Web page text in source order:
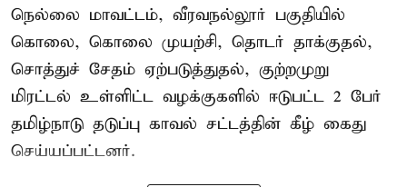
நெல்லை மாவட்டம், வீரவநல்லூர் பகுதியில்
கொலை, கொலை முயற்சி, தொடர் தாக்குதல்,
சொத்துச் சேதம் ஏற்படுத்துதல், குற்றமுறு
மிரட்டல் உள்ளிட்ட வழக்குகளில் ஈடுபட்ட 2 பேர்
தமிழ்நாடு தடுப்பு காவல் சட்டத்தின் கீழ் கைது
செய்யப்பட்டனர்.